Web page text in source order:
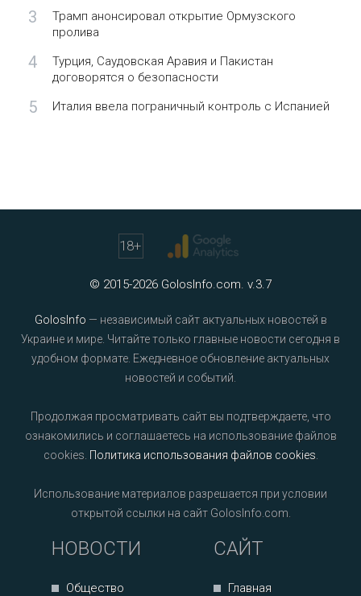
3
Трамп анонсировал открытие Ормузского
пролива
4
Турция, Саудовская Аравия и Пакистан
договорятся о безопасности
5 Италия ввела пограничный контроль с Испанией
18+
© 2015-2026 GolosInfo.com. v.3.7
GolosInfo — независимый сайт актуальных новостей в
Украине и мире. Читайте только главные новости сегодня в
удобном формате. Ежедневное обновление актуальных
новостей и событий.
Продолжая просматривать сайт вы подтверждаете, что
ознакомились и соглашаетесь на использование файлов
cookies. Политика использования файлов cookies
Использование материалов разрешается при условии
открытой ссылки на сайт GolosInfo.com.
НОВОСТИ
Общество
САЙТ
Главная